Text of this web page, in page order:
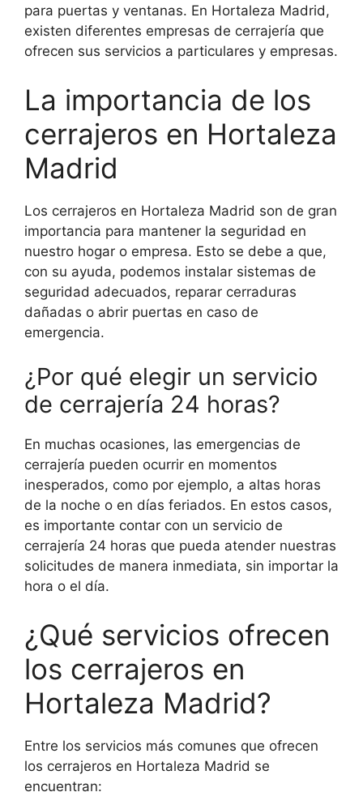
para puertas y ventanas. En Hortaleza Madrid,
existen diferentes empresas de cerrajería que
ofrecen sus servicios a particulares y empresas.
La importancia de los
cerrajeros en Hortaleza
Madrid
Los cerrajeros en Hortaleza Madrid son de gran
importancia para mantener la seguridad en
nuestro hogar o empresa. Esto se debe a que,
con su ayuda, podemos instalar sistemas de
seguridad adecuados, reparar cerraduras
dañadas o abrir puertas en caso de
emergencia.
¿Por qué elegir un servicio
de cerrajería 24 horas?
En muchas ocasiones, las emergencias de
cerrajería pueden ocurrir en momentos
inesperados, como por ejemplo, a altas horas
de la noche o en días feriados. En estos casos,
es importante contar con un servicio de
cerrajería 24 horas que pueda atender nuestras
solicitudes de manera inmediata, sin importar la
hora o el día.
¿Qué servicios ofrecen
los cerrajeros en
Hortaleza Madrid?
Entre los servicios más comunes que ofrecen
los cerrajeros en Hortaleza Madrid se
encuentran: